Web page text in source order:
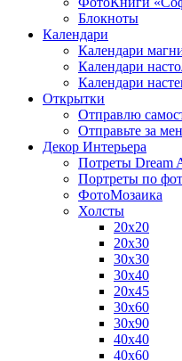
Блокноты
Календари
Календари
Календари
Календари
Открытки
Отправлю
Отправьте за
Декор Интерьера
Потреты Dream
Портреты по
ФотоМозаика
Холсты
20х20
20х30
30х30
30х40
20х45
30х60
30х90
40х40
40х60